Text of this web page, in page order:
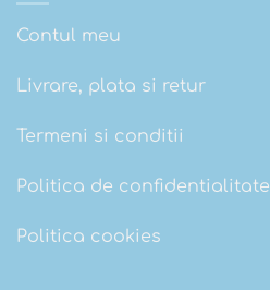
Contul meu
Livrare, plata si retur
Termeni si conditii
Politica de confidentialitate
Politica cookies